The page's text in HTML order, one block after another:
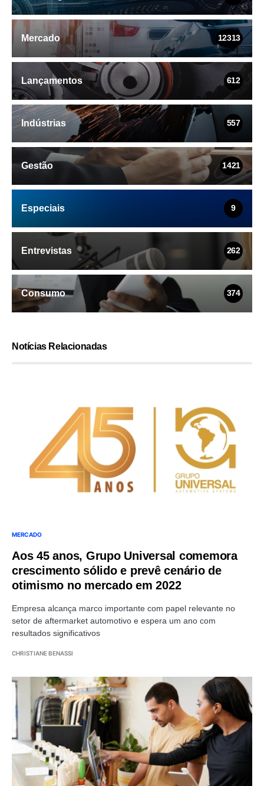
Mercado 12313
Lançamentos 612
Indústrias 557
Gestão 1421
Especiais 9
Entrevistas 262
Consumo 374
Notícias Relacionadas
MERCADO
Aos 45 anos, Grupo Universal comemora
crescimento sólido e prevê cenário de
otimismo no mercado em 2022
Empresa alcança marco importante com papel relevante no
setor de aftermarket automotivo e espera um ano com
resultados significativos
CHRISTIANE BENASSI